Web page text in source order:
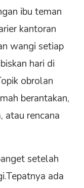
ibu teman
kantoran
wangi setiap
hari di
obrolan
berantakan,
atau rencana
setelah
ada